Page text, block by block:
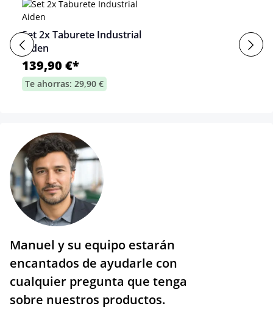
Set 2x Taburete Industrial
Aiden
139,90 €*
Te ahorras: 29,90 €
Manuel y su equipo estarán
encantados de ayudarle con
cualquier pregunta que tenga
sobre nuestros productos.